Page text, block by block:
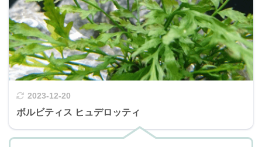
2023-12-20
ボルビティス ヒュデロッティ